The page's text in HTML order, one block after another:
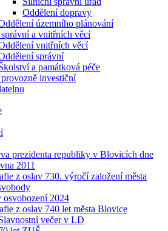
Oddělení dopravy
územního plánování
a vnitřních věcí
vnitřních věcí
správní
a památková péče
investiční
prezidenta republiky v Blovicích dne
2011
z oslav 730. výročí založení města
osvobození 2024
z oslav 740 let města Blovice
večer v LD